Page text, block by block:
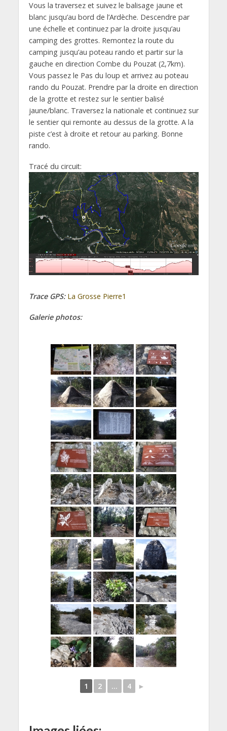
Vous la traversez et suivez le balisage jaune et
blanc jusqu’au bord de l’Ardèche. Descendre par
une échelle et continuez par la droite jusqu’au
camping des grottes. Remontez la route du
camping jusqu’au poteau rando et partir sur la
gauche en direction Combe du Pouzat (2,7km).
Vous passez le Pas du loup et arrivez au poteau
rando du Pouzat. Prendre par la droite en direction
de la grotte et restez sur le sentier balisé
jaune/blanc. Traversez la nationale et continuez sur
le sentier qui remonte au dessus de la grotte. A la
piste c’est à droite et retour au parking. Bonne
rando.
Tracé du circuit:
Trace GPS: La Grosse Pierre1
Galerie photos:
1 2 ... 4 ►